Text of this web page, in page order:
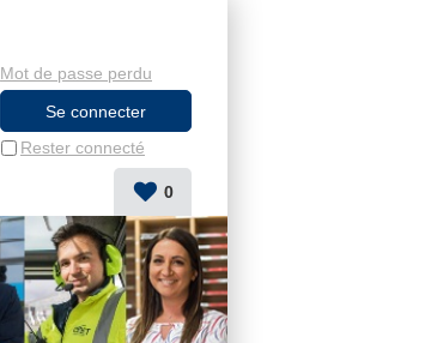
Rester connecté
Mot de passe perdu
0